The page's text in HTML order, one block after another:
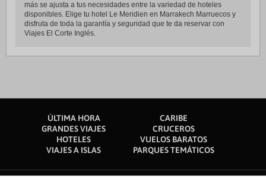
más se ajusta a tus necesidades entre la variedad de hoteles
disponibles. Elige tu hotel Le Meridien en Marrakech Marruecos y
disfruta de toda la garantía y seguridad que te da reservar con
Viajes El Corte Inglés.
ÚLTIMA HORA
CARIBE
GRANDES VIAJES
CRUCEROS
HOTELES
VUELOS BARATOS
VIAJES A ISLAS
PARQUES TEMÁTICOS